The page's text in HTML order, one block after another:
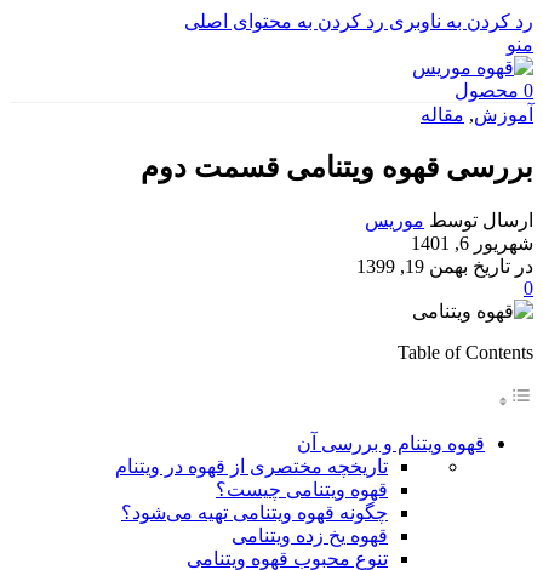
رد کردن به ناوبری رد کردن به محتوای اصلی
منو
0 محصول
آموزش, مقاله
بررسی قهوه ویتنامی قسمت دوم
ارسال توسط موریس
شهریور 6, 1401
در تاریخ بهمن 19, 1399
0
Table of Contents
قهوه ویتنام و بررسی آن
تاریخچه مختصری از قهوه در ویتنام
قهوه ویتنامی چیست؟
چگونه قهوه ویتنامی تهیه می‌شود؟
قهوه یخ زده ویتنامی
تنوع محبوب قهوه ویتنامی